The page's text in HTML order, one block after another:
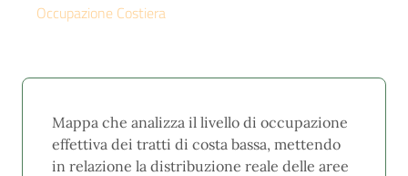
Occupazione Costiera
Mappa che analizza il livello di occupazione
effettiva dei tratti di costa bassa, mettendo
in relazione la distribuzione reale delle aree